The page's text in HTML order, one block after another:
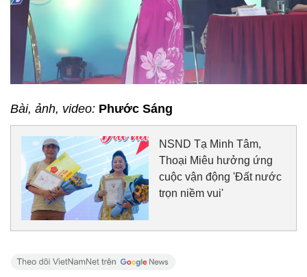
Bài, ảnh, video: Phước Sáng
NSND Tạ Minh Tâm,
Thoại Miêu hưởng ứng
cuộc vận động 'Đất nước
trọn niềm vui'